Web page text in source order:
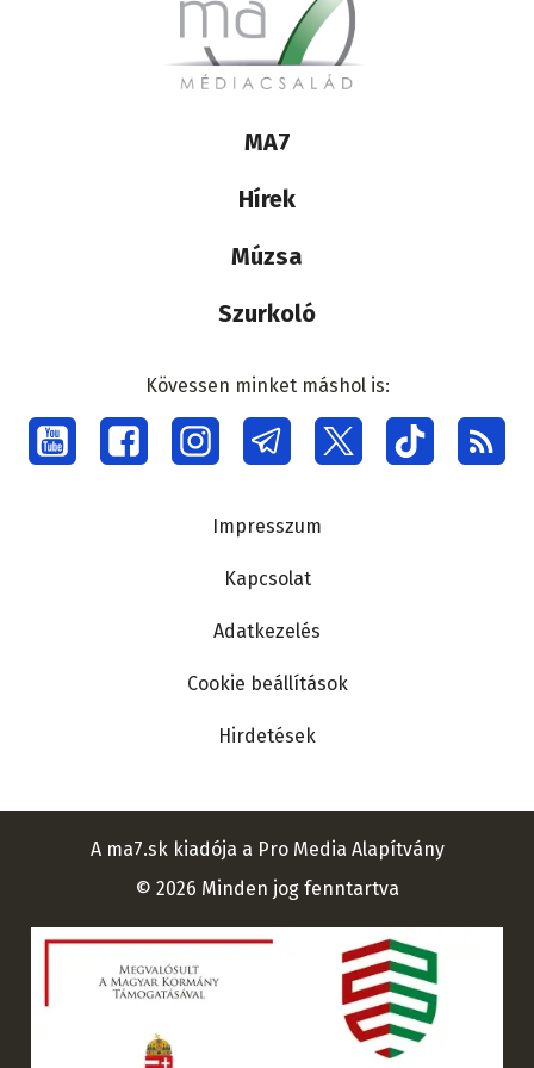
Biogázüzem épülhet Nemeshodosban
2026. augusztus 8., 15:18
munkaerőből, továbbképzés jelentheti a
Aranyozott barokk pompa és a Máltai
A zöldterületek jelentős mértékben
befolyásolhatják a városok klímáját
2026. augusztus 8., 14:09
intelligenciával kapcsolatos ismeretek is
bekerülnek az általános iskolai oktatásba